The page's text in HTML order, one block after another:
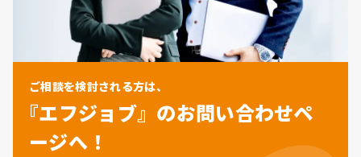
ご相談を検討される方は、
『エフジョブ』のお問い合わせペ
ージへ！